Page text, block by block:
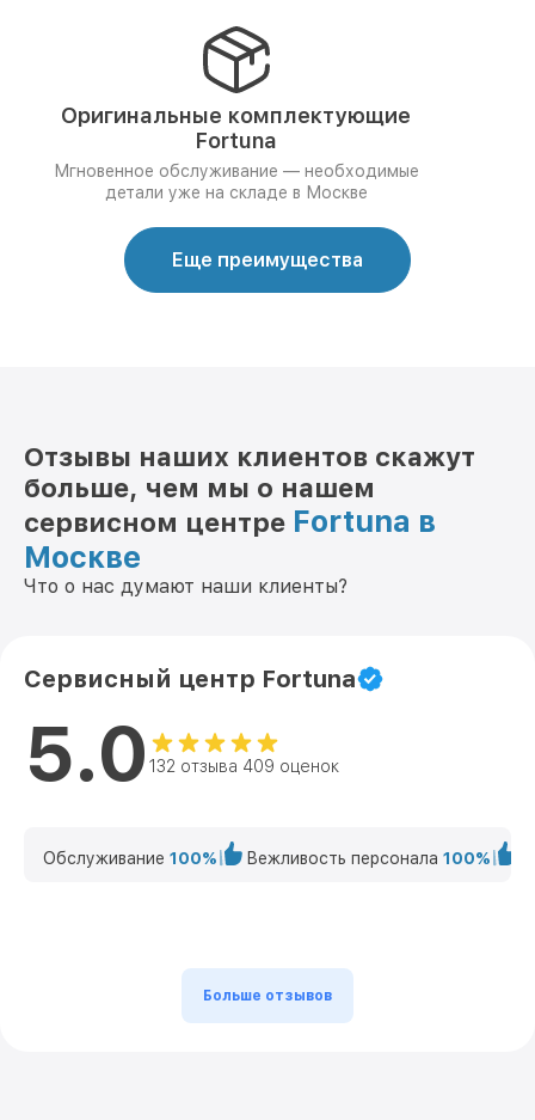
Оригинальные комплектующие
Fortuna
Мгновенное обслуживание — необходимые
детали уже на складе в Москве
Еще преимущества
Отзывы наших клиентов скажут
больше, чем мы о нашем
сервисном центре Fortuna в
Москве
Что о нас думают наши клиенты?
Сервисный центр Fortuna
5.0 132 отзыва 409 оценок
Обслуживание 100% Вежливость персонала 100%
Больше отзывов